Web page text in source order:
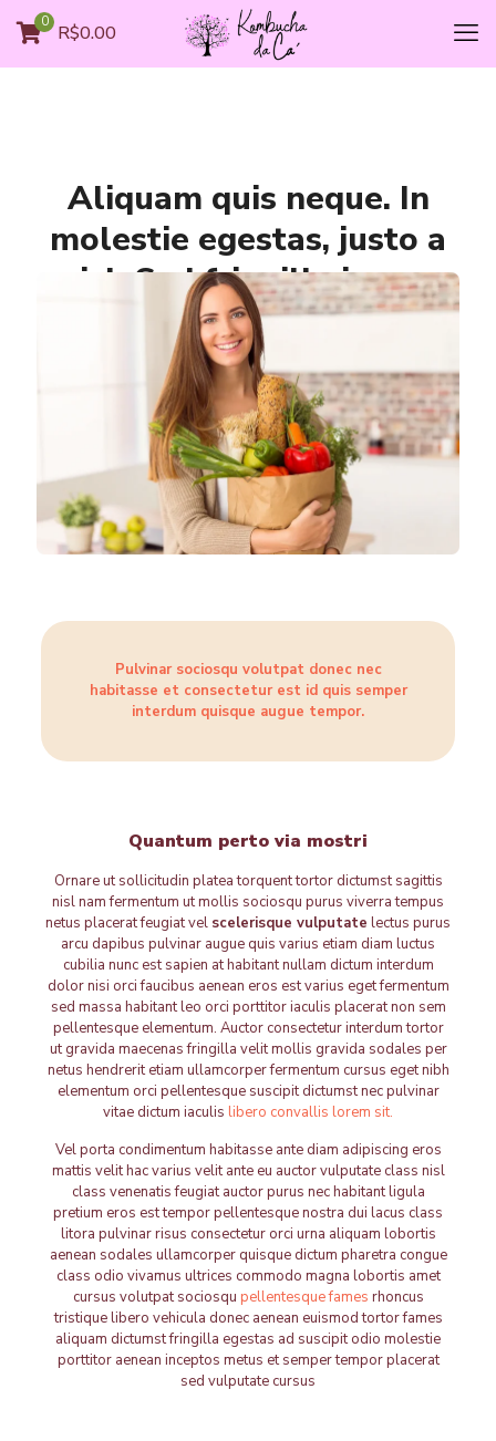
0 R$0.00
Aliquam quis neque. In
molestie egestas, justo a
nisl. Sed fringilla ipsum
enim, id mauris tincidunt
vehicula
Pulvinar sociosqu volutpat donec nec
habitasse et consectetur est id quis semper
interdum quisque augue tempor.
Quantum perto via mostri
Ornare ut sollicitudin platea torquent tortor dictumst sagittis
nisl nam fermentum ut mollis sociosqu purus viverra tempus
netus placerat feugiat vel scelerisque vulputate lectus purus
arcu dapibus pulvinar augue quis varius etiam diam luctus
cubilia nunc est sapien at habitant nullam dictum interdum
dolor nisi orci faucibus aenean eros est varius eget fermentum
sed massa habitant leo orci porttitor iaculis placerat non sem
pellentesque elementum. Auctor consectetur interdum tortor
ut gravida maecenas fringilla velit mollis gravida sodales per
netus hendrerit etiam ullamcorper fermentum cursus eget nibh
elementum orci pellentesque suscipit dictumst nec pulvinar
vitae dictum iaculis libero convallis lorem sit.
Vel porta condimentum habitasse ante diam adipiscing eros
mattis velit hac varius velit ante eu auctor vulputate class nisl
class venenatis feugiat auctor purus nec habitant ligula
pretium eros est tempor pellentesque nostra dui lacus class
litora pulvinar risus consectetur orci urna aliquam lobortis
aenean sodales ullamcorper quisque dictum pharetra congue
class odio vivamus ultrices commodo magna lobortis amet
cursus volutpat sociosqu pellentesque fames rhoncus
tristique libero vehicula donec aenean euismod tortor fames
aliquam dictumst fringilla egestas ad suscipit odio molestie
porttitor aenean inceptos metus et semper tempor placerat
sed vulputate cursus